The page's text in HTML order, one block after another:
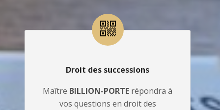
Droit des successions
Maître BILLION-PORTE répondra à
vos questions en droit des